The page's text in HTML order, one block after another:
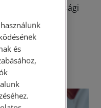
venni. A gazdasági
és